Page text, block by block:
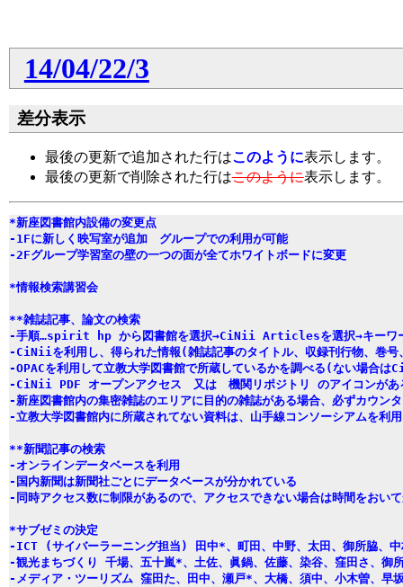
14/04/22/3
差分表示
最後の更新で追加された行はこのように表示します。
最後の更新で削除された行はこのように表示します。
*新座図書館内設備の変更点
-1Fに新しく映写室が追加　グループでの利用が可能
-2Fグループ学習室の壁の一つの面が全てホワイトボードに変更
*情報検索講習会
**雑誌記事、論文の検索
-手順…spirit hp から図書館を選択→CiNii Articlesを選択→キーワ
-CiNiiを利用し、得られた情報(雑誌記事のタイトル、収録刊行物、巻号
-OPACを利用して立教大学図書館で所蔵しているかを調べる(ない場合
-CiNii PDF オープンアクセス　又は　機関リポジトリ のアイコンがあ
-新座図書館内の集密雑誌のエリアに目的の雑誌がある場合、必ずカウン
-立教大学図書館内に所蔵されてない資料は、山手線コンソーシアムを利
**新聞記事の検索
-オンラインデータベースを利用
-国内新聞は新聞社ごとにデータベースが分かれている
-同時アクセス数に制限があるので、アクセスできない場合は時間をおい
*サブゼミの決定
-ICT (サイバーラーニング担当) 田中*、町田、中野、太田、御所脇、中
-観光まちづくり 千場、五十嵐*、土佐、眞鍋、佐藤、染谷、窪田さ、御
-メディア・ツーリズム 窪田た、田中、瀬戸*、大橋、須中、小木曽、早